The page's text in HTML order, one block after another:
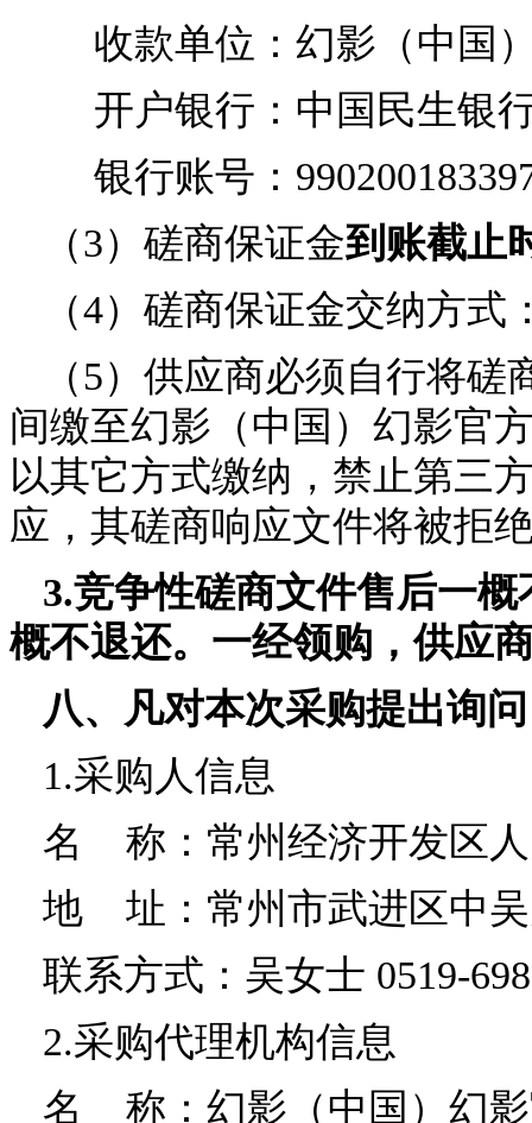
收款单位：幻影（中国
开户银行：中国民生银
银行账号：
（3）磋商保证金到账截止
（4）磋商保证金交纳方
（5）供应商必须自行将
间缴至幻影（中国）幻影官
以其它方式缴纳，禁止第三
应，其磋商响应文件将被拒
3.竞争性磋商文件售后一
概不退还。一经领购，供应
八、凡对本次采购提出询
1.采购人信息
名
称：常州经济开发区
地
址：常州市武进区中
联系方式：吴女士 0519-
2.采购代理机构信息
名
称：幻影（中国）幻